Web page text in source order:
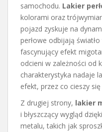
samochodu. Lakier
kolorami oraz
pojazd zyskuje na
perłowe odbijają
fascynujący efekt
odcieni w zależności od
charakterystyka nadaje
efekt, przez co cieszy
Z drugiej strony, lakier
i błyszczący wygląd
metalu, takich jak